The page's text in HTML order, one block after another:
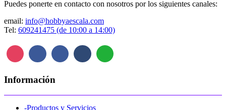
Puedes ponerte en contacto con nosotros por los siguientes canales:
email: info@hobbyaescala.com
Tel: 609241475 (de 10:00 a 14:00)
Información
-Productos y Servicios